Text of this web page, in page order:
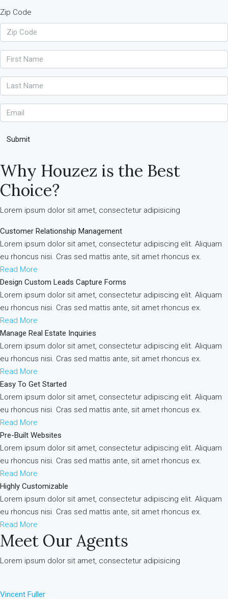
Zip Code
Submit
Why Houzez is the Best
Choice?
Lorem ipsum dolor sit amet, consectetur adipisicing
Customer Relationship Management
Lorem ipsum dolor sit amet, consectetur adipiscing elit. Aliquam
eu rhoncus nisi. Cras sed mattis ante, sit amet rhoncus ex.
Read More
Design Custom Leads Capture Forms
Lorem ipsum dolor sit amet, consectetur adipiscing elit. Aliquam
eu rhoncus nisi. Cras sed mattis ante, sit amet rhoncus ex.
Read More
Manage Real Estate Inquiries
Lorem ipsum dolor sit amet, consectetur adipiscing elit. Aliquam
eu rhoncus nisi. Cras sed mattis ante, sit amet rhoncus ex.
Read More
Easy To Get Started
Lorem ipsum dolor sit amet, consectetur adipiscing elit. Aliquam
eu rhoncus nisi. Cras sed mattis ante, sit amet rhoncus ex.
Read More
Pre-Built Websites
Lorem ipsum dolor sit amet, consectetur adipiscing elit. Aliquam
eu rhoncus nisi. Cras sed mattis ante, sit amet rhoncus ex.
Read More
Highly Customizable
Lorem ipsum dolor sit amet, consectetur adipiscing elit. Aliquam
eu rhoncus nisi. Cras sed mattis ante, sit amet rhoncus ex.
Read More
Meet Our Agents
Lorem ipsum dolor sit amet, consectetur adipisicing
Vincent Fuller